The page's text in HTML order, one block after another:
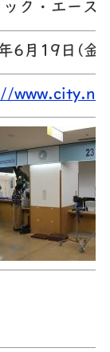
ク・エース
6月19日(金)